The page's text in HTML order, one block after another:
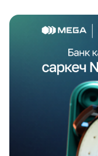
Кызматтар
Кызмат көрсөтүүлөр